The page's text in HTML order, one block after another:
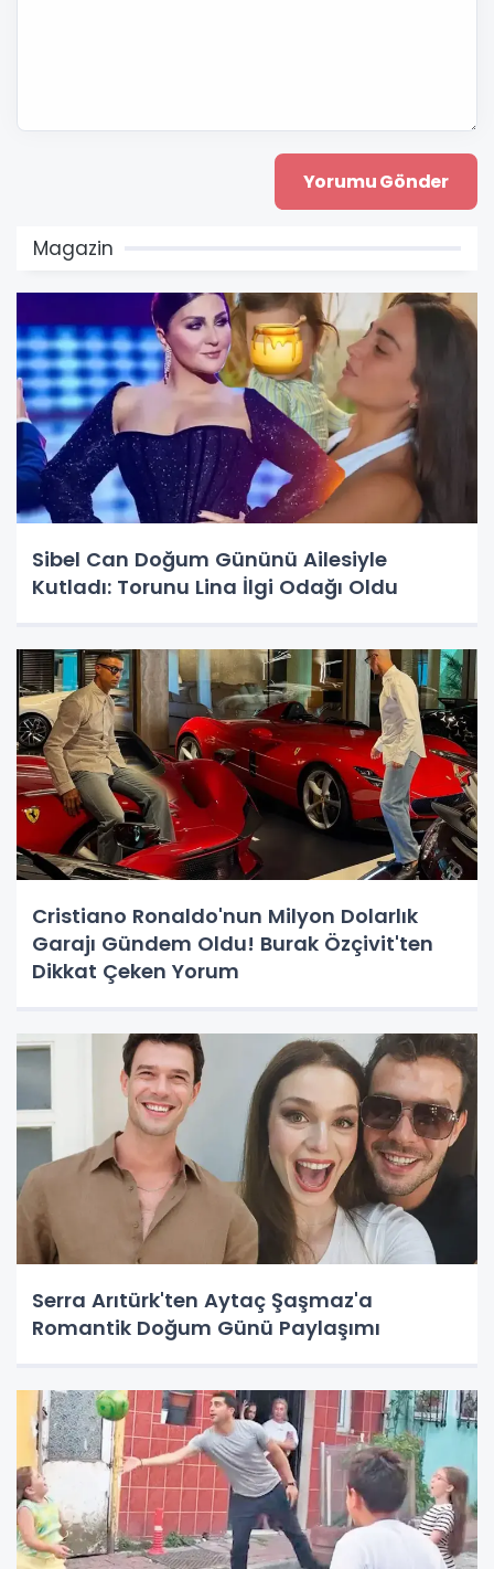
Magazin
Sibel Can Doğum Gününü Ailesiyle
Kutladı: Torunu Lina İlgi Odağı Oldu
Cristiano Ronaldo'nun Milyon Dolarlık
Garajı Gündem Oldu! Burak Özçivit'ten
Dikkat Çeken Yorum
Serra Arıtürk'ten Aytaç Şaşmaz'a
Romantik Doğum Günü Paylaşımı